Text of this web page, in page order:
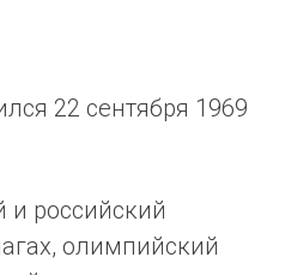
22 сентября 1969
и российский
олимпийский